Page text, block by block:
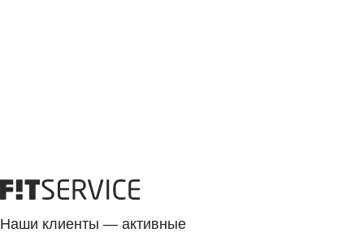
Наши клиенты — активные
О нас